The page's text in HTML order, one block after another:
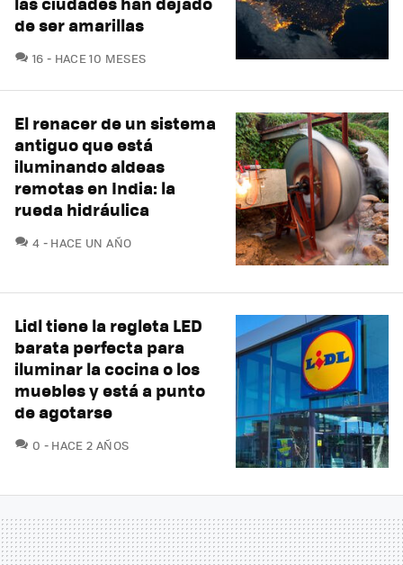
de ser amarillas
16 COMENTARIOS
HACE 10 MESES
El renacer de un sistema
antiguo que está
iluminando aldeas
remotas en India: la
rueda hidráulica
4 COMENTARIOS
HACE UN AÑO
Lidl tiene la regleta LED
barata perfecta para
iluminar la cocina o los
muebles y está a punto
de agotarse
0 COMENTARIOS
HACE 2 AÑOS